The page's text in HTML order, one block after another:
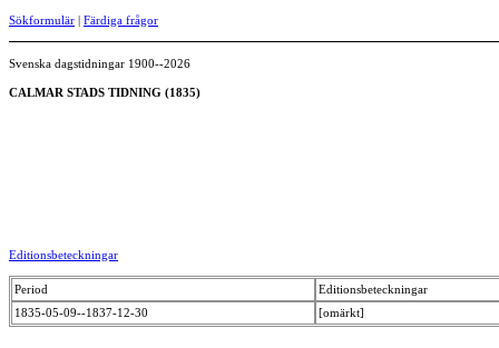
Sökformulär | Färdiga frågor
Svenska dagstidningar 1900--2026
CALMAR STADS TIDNING (1835)
Editionsbeteckningar
Period
Editionsbeteckningar
1835-05-09--1837-12-30
[omärkt]